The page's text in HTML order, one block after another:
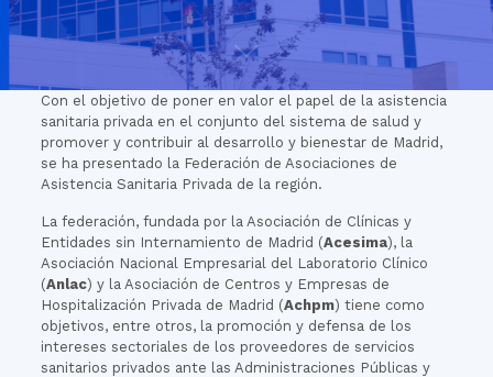
Con el objetivo de poner en valor el papel de la asistencia
sanitaria privada en el conjunto del sistema de salud y
promover y contribuir al desarrollo y bienestar de Madrid,
se ha presentado la Federación de Asociaciones de
Asistencia Sanitaria Privada de la región.
La federación, fundada por la Asociación de Clínicas y
Entidades sin Internamiento de Madrid (Acesima), la
Asociación Nacional Empresarial del Laboratorio Clínico
(Anlac) y la Asociación de Centros y Empresas de
Hospitalización Privada de Madrid (Achpm) tiene como
objetivos, entre otros, la promoción y defensa de los
intereses sectoriales de los proveedores de servicios
sanitarios privados ante las Administraciones Públicas y